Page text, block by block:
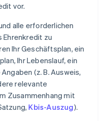
vor.
alle erforderlichen
Ehrenkredit zu
Ihr Geschäftsplan, ein
Ihr Lebenslauf, ein
(z. B. Ausweis,
relevante
Zusammenhang mit
Kbis-Auszug).